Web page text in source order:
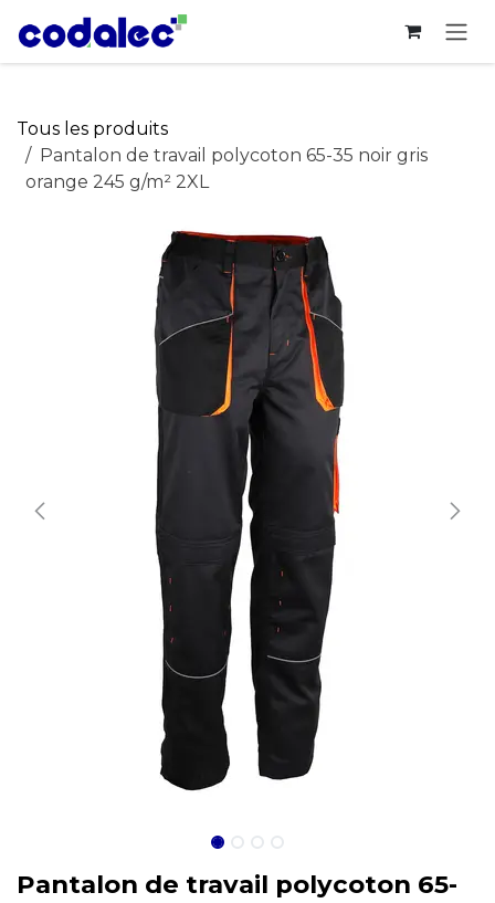
Se rendre au contenu
Tous les produits
Pantalon de travail polycoton 65-35 noir gris
orange 245 g/m² 2XL
Pantalon de travail polycoton 65-